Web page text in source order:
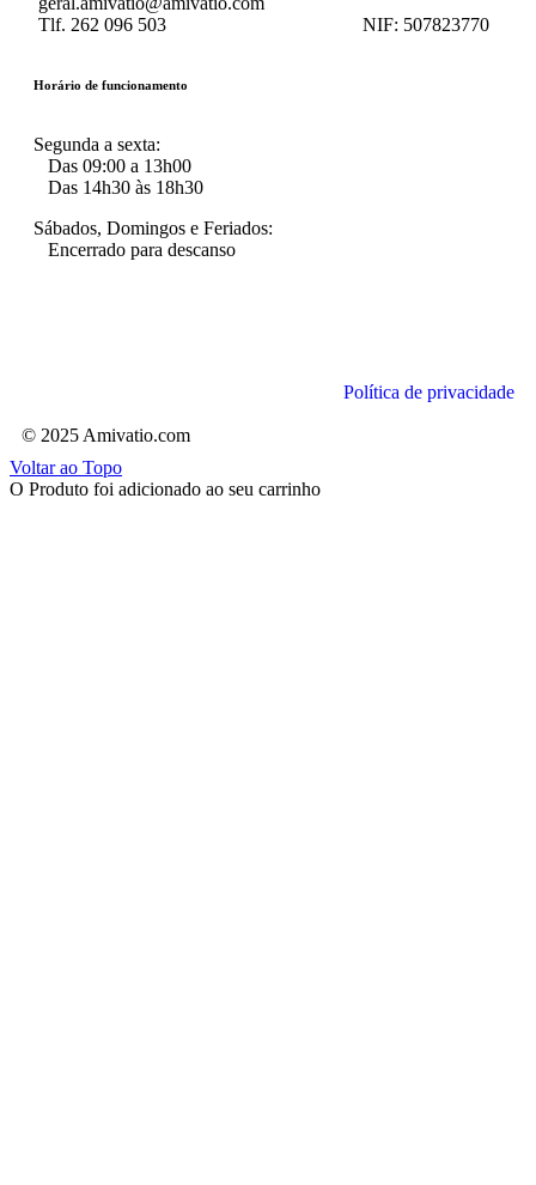
Tlf. 262 096 503 NIF: 507823770
Horário de funcionamento
Segunda a sexta:
Das 09:00 a 13h00
Das 14h30 às 18h30
Sábados, Domingos e Feriados:
Encerrado para descanso
Política de privacidade
© 2025 Amivatio.com
Voltar ao Topo
O Produto foi adicionado ao seu carrinho